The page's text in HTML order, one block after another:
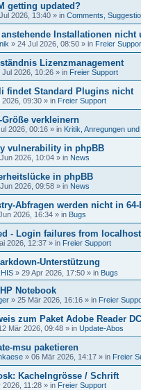
getting updated?
2026, 13:40 » in Comments,
Installationen nicht
» 24 Jul 2026, 08:50 » in Freier
Lizenzmanagement
Jul 2026, 10:26 » in Freier Support
findet Standard Plugins nicht
2026, 09:30 » in Freier Support
verkleinern
2026, 00:16 » in Kritik, Anregungen
vulnerability in phpBB
2026, 10:04 » in News
in phpBB
2026, 09:58 » in News
Abfragen werden nicht in
2026, 16:34 » in Bugs
- Login failures from localhost
2026, 12:37 » in Freier Support
Unterstützung
» 29 Apr 2026, 17:50 » in Bugs
Notebook
» 25 Mär 2026, 16:16 » in Freier
zum Paket Adobe Reader
Mär 2026, 09:48 » in Update-Abos
msu paketieren
» 06 Mär 2026, 14:17 » in Freier
Kachelngrösse / Schrift
2026, 11:28 » in Freier Support